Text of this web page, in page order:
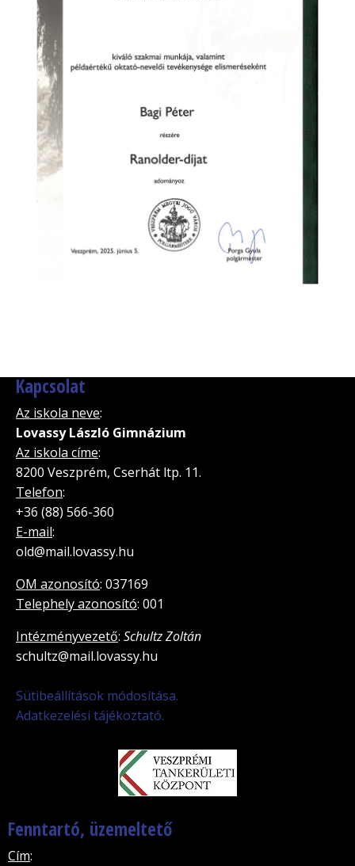
Kapcsolat
Az iskola neve:
Lovassy László Gimnázium
Az iskola címe:
8200 Veszprém, Cserhát ltp. 11.
Telefon:
+36 (88) 566-360
E-mail:
old@mail.lovassy.hu
OM azonosító: 037169
Telephely azonosító: 001
Intézményvezető: Schultz Zoltán
schultz@mail.lovassy.hu
Sütibeállítások módosítása.
Adatkezelési tájékoztató.
Fenntartó, üzemeltető
Cím: